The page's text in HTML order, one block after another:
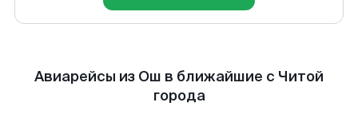
Авиарейсы из Ош в ближайшие с Читой
города